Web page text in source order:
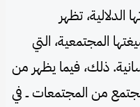
الدلالية، تظهر
المجتمعية، التي
ذلك، فيما يظهر من
من المجتمعات ــ في